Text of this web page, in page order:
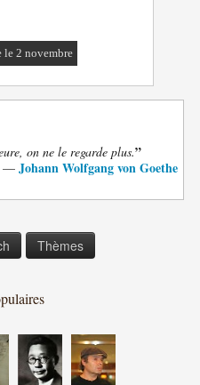
le 2 novembre
on ne le regarde plus.”
— Johann Wolfgang von Goethe
Thèmes